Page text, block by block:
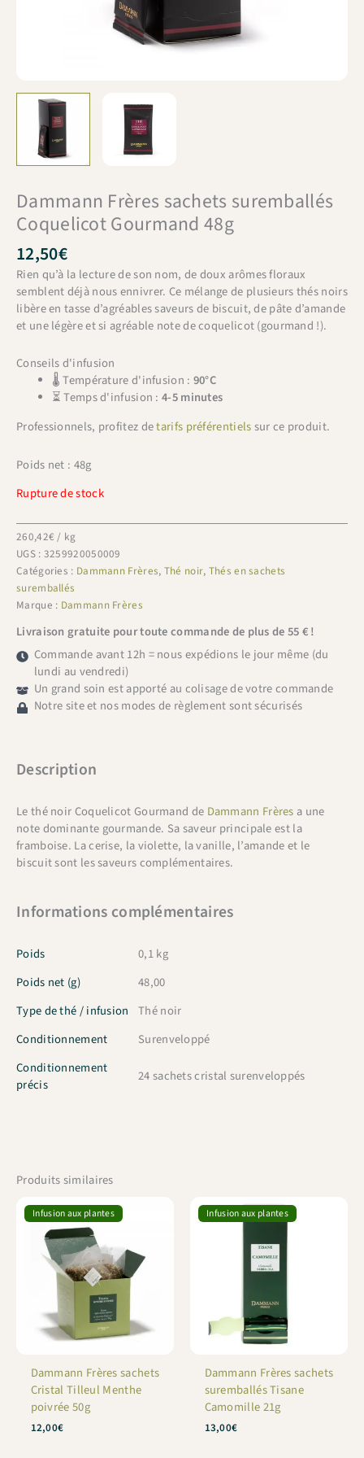
Dammann Frères sachets suremballés
Coquelicot Gourmand 48g
12,50€
Rien qu’à la lecture de son nom, de doux arômes floraux
semblent déjà nous ennivrer. Ce mélange de plusieurs thés noirs
libère en tasse d’agréables saveurs de biscuit, de pâte d’amande
et une légère et si agréable note de coquelicot (gourmand !).
Conseils d'infusion
🌡 Température d'infusion : 90°C
⏳ Temps d'infusion :4-5 minutes
Professionnels, profitez detarifs préférentielssur ce produit.
Poids net : 48g
Rupture de stock
260,42€ / kg
UGS : 3259920050009
Catégories : Dammann Frères, Thé noir, Thés en sachets
suremballés
Marque : Dammann Frères
Livraison gratuite pour toute commande de plus de 55 € !
Commande avant 12h = nous expédions le jour même (du
lundi au vendredi)
Un grand soin est apporté au colisage de votre commande
Notre site et nos modes de règlement sont sécurisés
Description
Le thé noir Coquelicot Gourmand de Dammann Frèresa une
note dominante gourmande. Sa saveur principale est la
framboise. La cerise, la violette, la vanille, l’amande et le
biscuit sont les saveurs complémentaires.
Informations complémentaires
Poids
0,1 kg
Poids net (g)
48,00
Type de thé / infusion
Thé noir
Conditionnement
Surenveloppé
Conditionnement
précis
24 sachets cristal surenveloppés
Produits similaires
Infusion aux plantes
Dammann Frères sachets
Cristal Tilleul Menthe
poivrée 50g
12,00€
Infusion aux plantes
Dammann Frères sachets
suremballés Tisane
Camomille 21g
13,00€